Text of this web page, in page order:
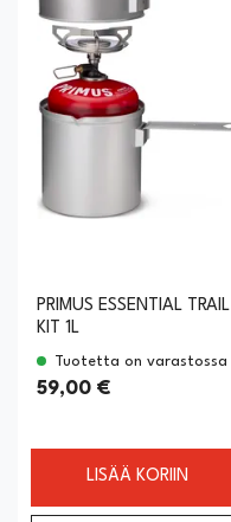
PRIMUS ESSENTIAL TRAIL
KIT 1L
Tuotetta on varastossa
59,00 €
LISÄÄ KORIIN